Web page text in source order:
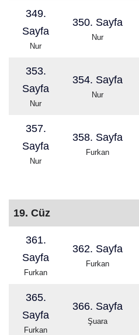
349.
Sayfa
Nur
350. Sayfa
Nur
353.
Sayfa
Nur
354. Sayfa
Nur
357.
Sayfa
Nur
358. Sayfa
Furkan
19. Cüz
361.
Sayfa
Furkan
362. Sayfa
Furkan
365.
Sayfa
Furkan
366. Sayfa
Şuara